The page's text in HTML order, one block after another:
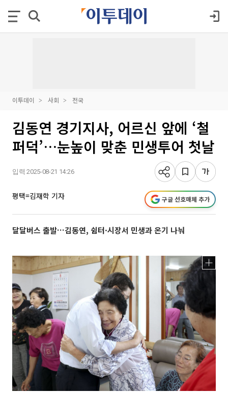
이투데이 사회 전국
김동연 경기지사, 어르신 앞에 ‘철
퍼덕’…눈높이 맞춘 민생투어 첫날
입력 2025-08-21 14:26
평택=김재학 기자 구글 선호매체 추가
달달버스 출발…김동연, 쉼터·시장서 민생과 온기 나눠